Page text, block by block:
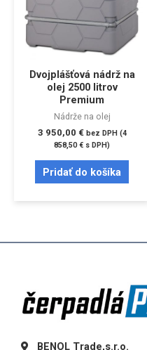
Dvojplášťová nádrž na
olej 2500 litrov
Premium
Nádrže na olej
3 950,00 € bez DPH (4
858,50€ s DPH)
Pridať do košíka
BENOL Trade,s.r.o.